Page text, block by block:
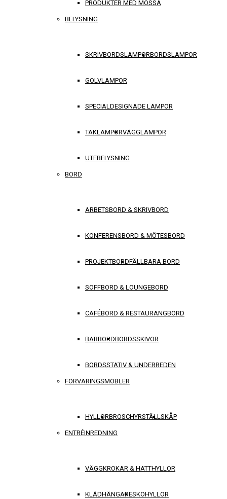
PRODUKTER MED MOSSA
BELYSNING
SKRIVBORDSLAMPORBORDSLAMPOR
GOLVLAMPOR
SPECIALDESIGNADE LAMPOR
TAKLAMPORVÄGGLAMPOR
UTEBELYSNING
BORD
ARBETSBORD & SKRIVBORD
KONFERENSBORD & MÖTESBORD
PROJEKTBORDFÄLLBARA BORD
SOFFBORD & LOUNGEBORD
CAFÉBORD & RESTAURANGBORD
BARBORDBORDSSKIVOR
BORDSSTATIV & UNDERREDEN
FÖRVARINGSMÖBLER
HYLLORBROSCHYRSTÄLLSKÅP
ENTRÉINREDNING
VÄGGKROKAR & HATTHYLLOR
KLÄDHÄNGARESKOHYLLOR